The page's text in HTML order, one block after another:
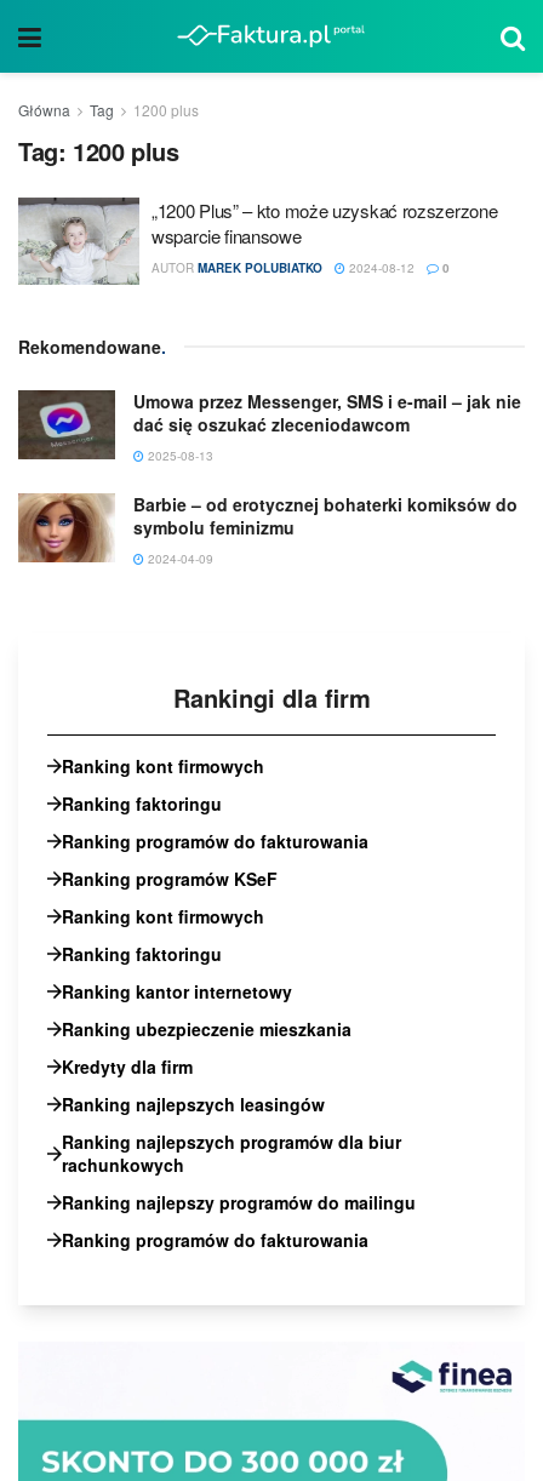
Główna Tag 1200 plus
Tag: 1200 plus
„1200 Plus” – kto może uzyskać rozszerzone
wsparcie finansowe
AUTOR MAREK POLUBIATKO 2024-08-12 0
Rekomendowane.
Umowa przez Messenger, SMS i e-mail – jak nie
dać się oszukać zleceniodawcom
2025-08-13
Barbie – od erotycznej bohaterki komiksów do
symbolu feminizmu
2024-04-09
Rankingi dla firm
Ranking kont firmowych
Ranking faktoringu
Ranking programów do fakturowania
Ranking programów KSeF
Ranking kont firmowych
Ranking faktoringu
Ranking kantor internetowy
Ranking ubezpieczenie mieszkania
Kredyty dla firm
Ranking najlepszych leasingów
Ranking najlepszych programów dla biur
rachunkowych
Ranking najlepszy programów do mailingu
Ranking programów do fakturowania